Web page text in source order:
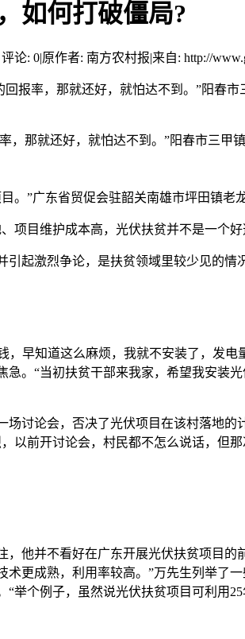
如何打破僵局?
评论: 0|原作者: 南方农村报|来自: http://
率，那就还好，就怕达不到。”阳春市
那就还好，就怕达不到。”阳春市三甲
”广东省贸促会驻韶关南雄市坪田镇老
目维护成本高，光伏扶贫并不是一个好
激烈争论，是扶贫领域里较少见的情
早知道这么麻烦，我就不安装了，发
。“当初扶贫干部来我家，希望我安装
讨论会，否决了光伏项目在该村落地的
以前开讨论会，村民都不怎么说话，但
并不看好在广东开展光伏扶贫项目的
术更成熟，利用率较高。”万先生列举
“举个例子，虽然说光伏扶贫项目可利用